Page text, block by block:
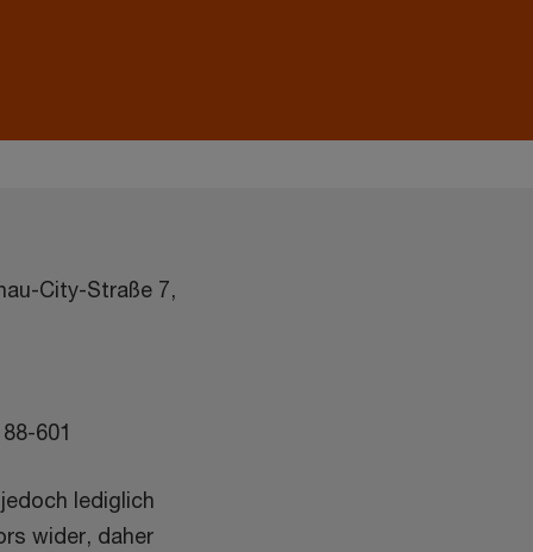
City-Straße 7,
601
lediglich
wider, daher